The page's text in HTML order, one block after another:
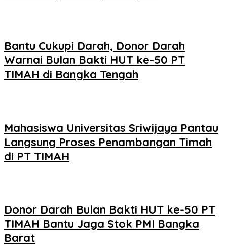
Bantu Cukupi Darah, Donor Darah
Warnai Bulan Bakti HUT ke-50 PT
TIMAH di Bangka Tengah
Mahasiswa Universitas Sriwijaya Pantau
Langsung Proses Penambangan Timah
di PT TIMAH
Donor Darah Bulan Bakti HUT ke-50 PT
TIMAH Bantu Jaga Stok PMI Bangka
Barat